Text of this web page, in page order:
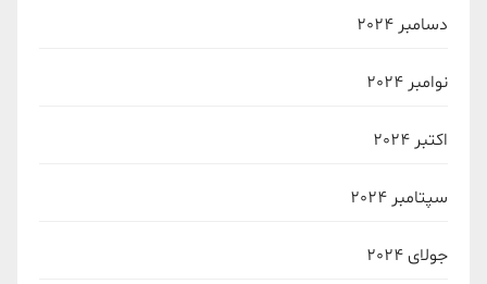
دسامبر 2024
نوامبر 2024
اکتبر 2024
سپتامبر 2024
جولای 2024